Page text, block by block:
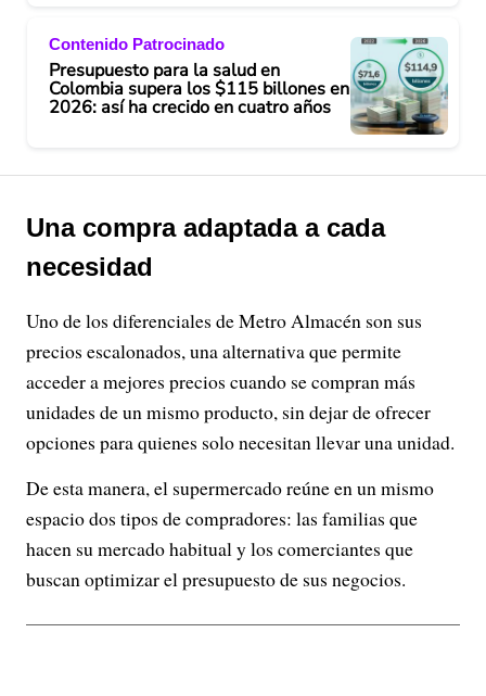
Contenido Patrocinado
Presupuesto para la salud en
Colombia supera los $115 billones en
2026: así ha crecido en cuatro años
Una compra adaptada a cada
necesidad
Uno de los diferenciales de Metro Almacén son sus
precios escalonados, una alternativa que permite
acceder a mejores precios cuando se compran más
unidades de un mismo producto, sin dejar de ofrecer
opciones para quienes solo necesitan llevar una unidad.
De esta manera, el supermercado reúne en un mismo
espacio dos tipos de compradores: las familias que
hacen su mercado habitual y los comerciantes que
buscan optimizar el presupuesto de sus negocios.